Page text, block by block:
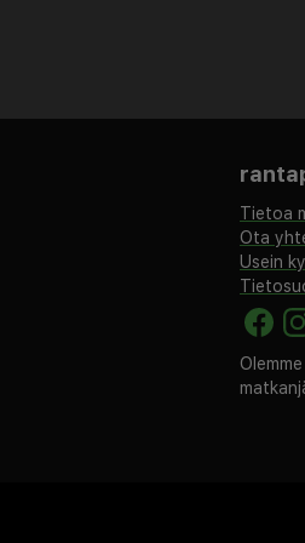
Voit
Jos
Tietoa
Ota
Usein